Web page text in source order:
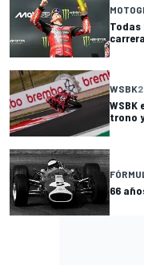
Todas
WSBK
WSBK
trono
66